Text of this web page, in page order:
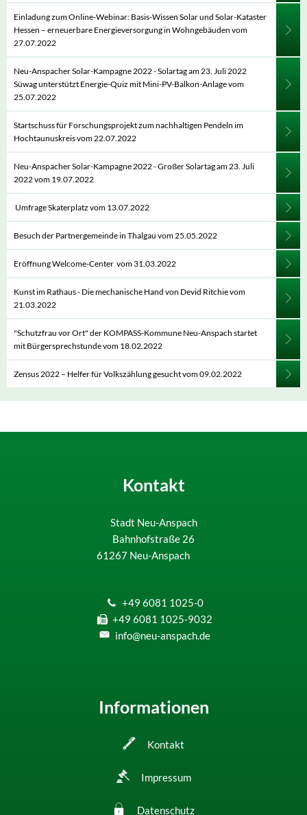
Einladung zum Online-Webinar: Basis-Wissen Solar und Solar-Kataster
Hessen – erneuerbare Energieversorgung in Wohngebäuden vom
27.07.2022
Neu-Anspacher Solar-Kampagne 2022 - Solartag am 23. Juli 2022
Süwag unterstützt Energie-Quiz mit Mini-PV-Balkon-Anlage vom
25.07.2022
Startschuss für Forschungsprojekt zum nachhaltigen Pendeln im
Hochtaunuskreis vom 22.07.2022
Neu-Anspacher Solar-Kampagne 2022 - Großer Solartag am 23. Juli
2022 vom 19.07.2022
Umfrage Skaterplatz vom 13.07.2022
Besuch der Partnergemeinde in Thalgau vom 25.05.2022
Eröffnung Welcome-Center vom 31.03.2022
Kunst im Rathaus - Die mechanische Hand von Devid Ritchie vom
21.03.2022
"Schutzfrau vor Ort" der KOMPASS-Kommune Neu-Anspach startet
mit Bürgersprechstunde vom 18.02.2022
Zensus 2022 – Helfer für Volkszählung gesucht vom 09.02.2022
Kontakt
Stadt Neu-Anspach
Bahnhofstraße 26
61267 Neu-Anspach
+49 6081 1025-0
+49 6081 1025-9032
info@neu-anspach.de
Informationen
Kontakt
Impressum
Datenschutz